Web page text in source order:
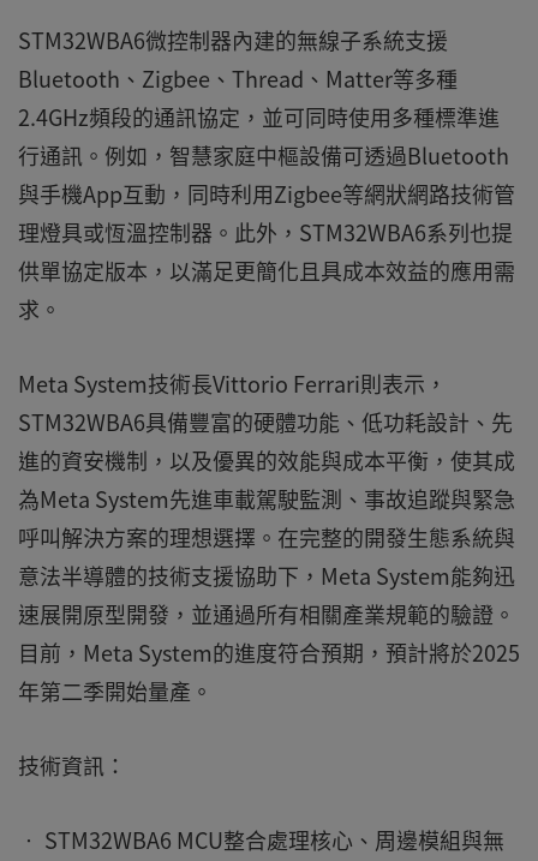
STM32WBA6微控制器內建的無線子系統支援
Bluetooth、Zigbee、Thread、Matter等多種
2.4GHz頻段的通訊協定，並可同時使用多種標準進
行通訊。例如，智慧家庭中樞設備可透過Bluetooth
與手機App互動，同時利用Zigbee等網狀網路技術管
理燈具或恆溫控制器。此外，STM32WBA6系列也提
供單協定版本，以滿足更簡化且具成本效益的應用需
求。
Meta System技術長Vittorio Ferrari則表示，
STM32WBA6具備豐富的硬體功能、低功耗設計、先
進的資安機制，以及優異的效能與成本平衡，使其成
為Meta System先進車載駕駛監測、事故追蹤與緊急
呼叫解決方案的理想選擇。在完整的開發生態系統與
意法半導體的技術支援協助下，Meta System能夠迅
速展開原型開發，並通過所有相關產業規範的驗證。
目前，Meta System的進度符合預期，預計將於2025
年第二季開始量產。
技術資訊：
• STM32WBA6 MCU整合處理核心、周邊模組與無